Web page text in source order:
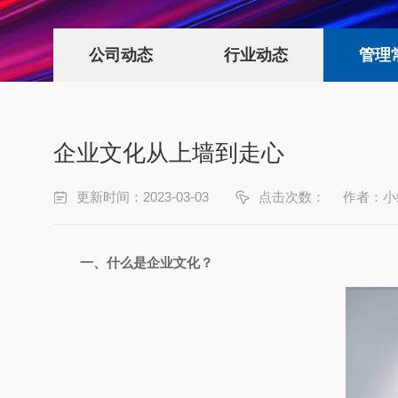
公司动态 行业动态 管理
企业文化从上墙到走心
更新时间：2023-03-03 点击次数： 作者：小
一、什么是企业文化？